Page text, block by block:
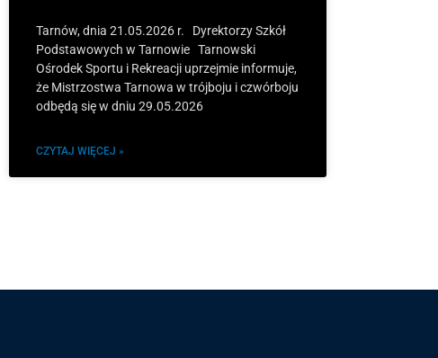
Tarnów, dnia 21.05.2026 r. Dyrektorzy Szkół
Podstawowych w Tarnowie Tarnowski
Ośrodek Sportu i Rekreacji uprzejmie informuje,
że Mistrzostwa Tarnowa w trójboju i czwórboju
odbędą się w dniu 29.05.2026
CZYTAJ WIĘCEJ »